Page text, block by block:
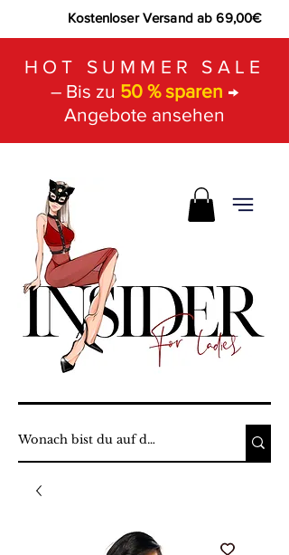
Kostenloser Versand ab 69,00€
HOT SUMMER SALE
– Bis zu 50 % sparen →
Angebote ansehen